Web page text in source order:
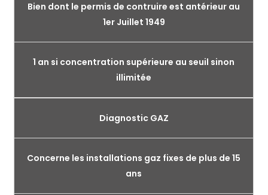
Bien dont le permis de contruire est antérieur au
1er Juillet 1949
1 an si concentration supérieure au seuil sinon
illimitée
Diagnostic GAZ
Concerne les installations gaz fixes de plus de 15
ans